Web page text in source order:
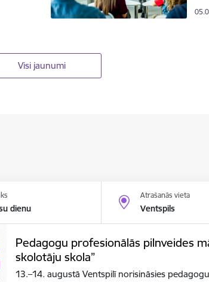
Visi jaunumi
dienu
Atrašanās vieta
Ventspils
Pedagogu profesionālās pilnveides
skolotāju skola”
13.–14. augustā Ventspilī norisināsies